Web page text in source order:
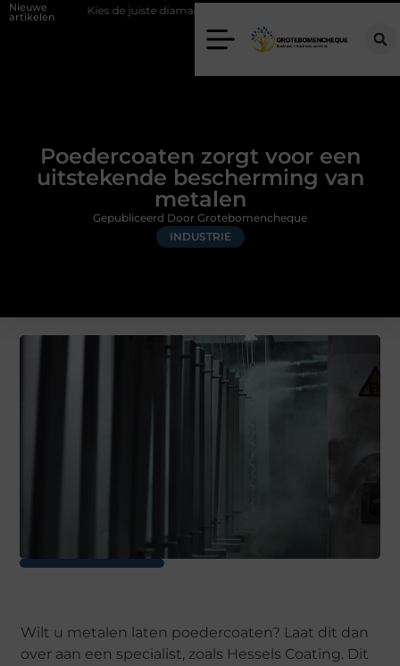
Nieuwe
artikelen
Kies de juiste diamantboor voor uw project
Poedercoaten zorgt voor een
uitstekende bescherming van
metalen
INDUSTRIE
Gepubliceerd Door Grotebomencheque
Wilt u metalen laten poedercoaten? Laat dit dan
over aan een specialist, zoals Hessels Coating. Dit